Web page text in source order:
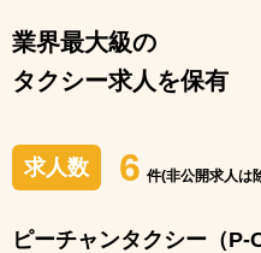
業界最大級の
タクシー求人を保有
求人数 6 件(非公開求人は
ピーチャンタクシー（